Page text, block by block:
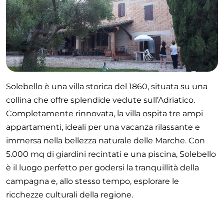
Solebello è una villa storica del 1860, situata su una
collina che offre splendide vedute sull’Adriatico.
Completamente rinnovata, la villa ospita tre ampi
appartamenti, ideali per una vacanza rilassante e
immersa nella bellezza naturale delle Marche. Con
5.000 mq di giardini recintati e una piscina, Solebello
è il luogo perfetto per godersi la tranquillità della
campagna e, allo stesso tempo, esplorare le
ricchezze culturali della regione.